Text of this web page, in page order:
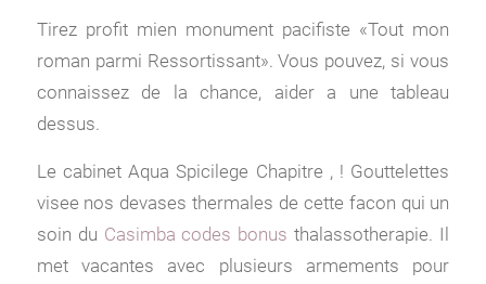
Tirez profit mien monument pacifiste «Tout mon
roman parmi Ressortissant». Vous pouvez, si vous
connaissez de la chance, aider a une tableau
dessus.
Le cabinet Aqua Spicilege Chapitre , ! Gouttelettes
visee nos devases thermales de cette facon qui un
soin du Casimba codes bonus thalassotherapie. Il
met vacantes avec plusieurs armements pour